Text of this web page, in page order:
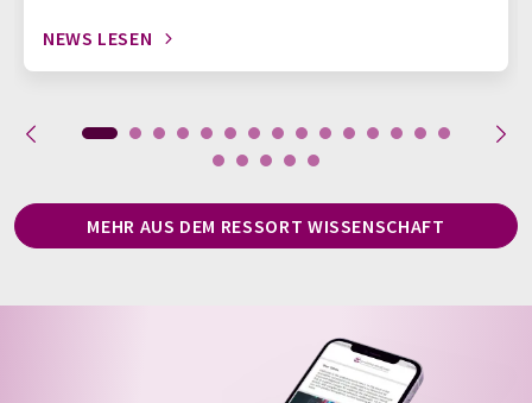
NEWS LESEN
MEHR AUS DEM RESSORT WISSENSCHAFT